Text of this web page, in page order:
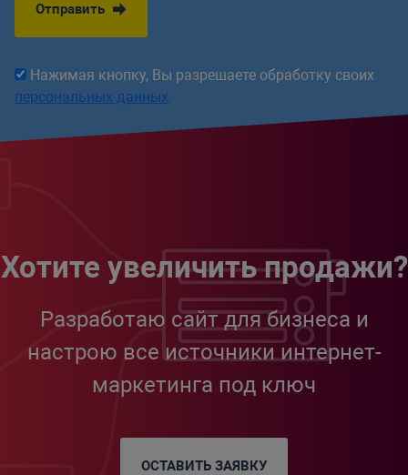
Отправить
Нажимая кнопку, Вы разрешаете обработку своих
персональных данных
Хотите увеличить продажи?
Разработаю сайт для бизнеса и
настрою все источники интернет-
маркетинга под ключ
ОСТАВИТЬ ЗАЯВКУ